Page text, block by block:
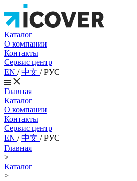
Каталог
О компании
Контакты
Сервис центр
EN /中文 /РУС
Главная
Каталог
О компании
Контакты
Сервис центр
EN /中文 /РУС
Главная
>
Каталог
>